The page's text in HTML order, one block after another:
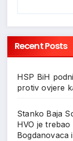
Recent Posts
HSP BiH
protiv ovjere
Stanko Baja
HVO je
Bogdanovaca